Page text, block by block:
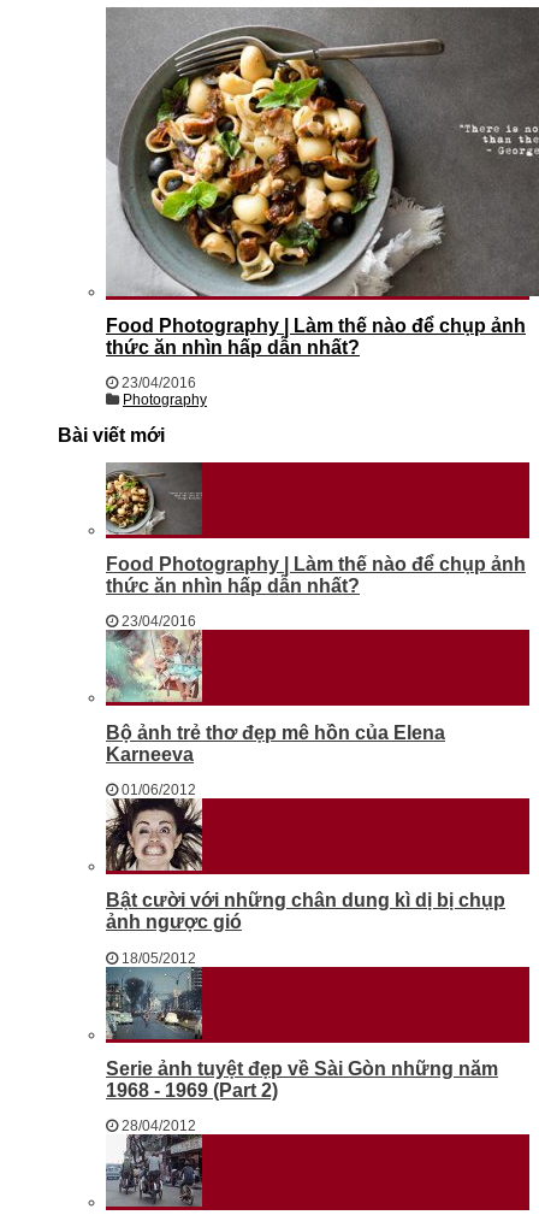
Food Photography | Làm thế nào để chụp ảnh
thức ăn nhìn hấp dẫn nhất?
23/04/2016
Photography
Bài viết mới
Food Photography | Làm thế nào để chụp ảnh
thức ăn nhìn hấp dẫn nhất?
23/04/2016
Bộ ảnh trẻ thơ đẹp mê hồn của Elena
Karneeva
01/06/2012
Bật cười với những chân dung kì dị bị chụp
ảnh ngược gió
18/05/2012
Serie ảnh tuyệt đẹp về Sài Gòn những năm
1968 - 1969 (Part 2)
28/04/2012